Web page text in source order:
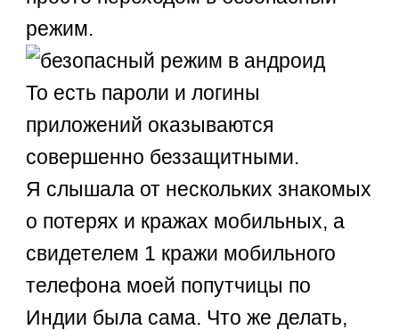
режим.
То есть пароли и логины
приложений оказываются
совершенно беззащитными.
Я слышала от нескольких знакомых
о потерях и кражах мобильных, а
свидетелем 1 кражи мобильного
телефона моей попутчицы по
Индии была сама. Что же делать,